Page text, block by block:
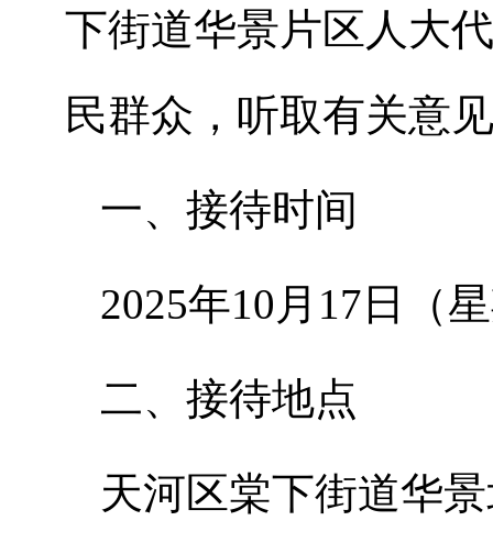
下街道华景片区人大
民群众，听取有关意
一、接待时间
2025年10月17日（
二、接待地点
天河区棠下街道华